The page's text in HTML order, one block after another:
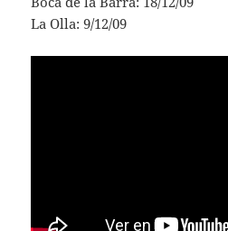
La Olla: 9/12/09